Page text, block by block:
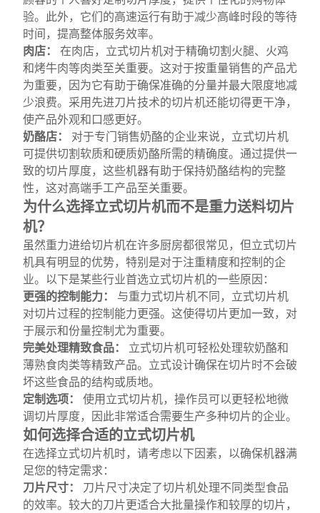
验。此外，它们的高速运行有助于减少高峰时段的等待
时间，提高整体服务效率。
肉店： 在肉店，立式切片机对于精确切割火腿、火鸡
和烤牛肉等肉类至关重要。这对于按重量销售的产品尤
为重要，因为它有助于确保准确的分量并最大限度地减
少浪费。采用先进刀片技术的切片机还能切得更干净，
使产品外观和口感更好。
奶酪店： 对于专门销售奶酪的企业来说，立式切片机
可提供切割软质和硬质奶酪所需的精确度。通过提供一
致的切片厚度，这些机器有助于保持奶酪结构的完整
性，这对高端手工产品至关重要。
为什么选择立式切片机而不是重力送料切片
机？
虽然重力进给切片机在许多厨房都很常见，但立式切片
机具有明显的优势，特别是对于注重精度和控制的企
业。以下是某些行业首选立式切片机的一些原因：
更强的控制能力： 与重力式切片机不同，立式切片机
对切片过程的控制能力更强。这使得切片更加一致，对
于展示和份量控制尤为重要。
完美处理精致食品： 立式切片机可轻松处理软奶酪和
薄熟食肉类等精致产品。立式设计确保在切片时不会破
坏这些食品的结构或质地。
定制选项： 使用立式切片机，操作员可以更轻松地微
调切片厚度，因此非常适合需要生产多种切片的企业。
如何选择合适的立式切片机
在选择立式切片机时，请考虑以下因素，以确保机器满
足您的特定需求：
刀片尺寸： 刀片尺寸决定了切片机处理不同类型食品
的效率。较大的刀片更适合大批量操作和较厚的切片，